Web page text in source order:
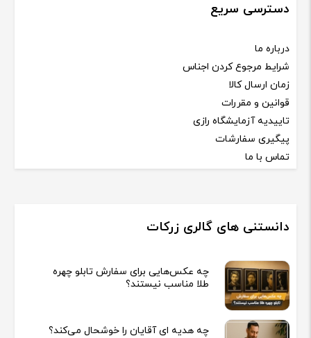
دسترسی سریع
درباره ما
شرایط مرجوع کردن اجناس
زمان ارسال کالا
قوانین و مقررات
تاییدیه آزمایشگاه رازی
پیگیری سفارشات
تماس با ما
دانستنی های گالری زرکات
چه عکس‌هایی برای سفارش تابلو چهره
طلا مناسب نیستند؟
چه هدیه‌ ای آقایان را خوشحال می‌کند؟